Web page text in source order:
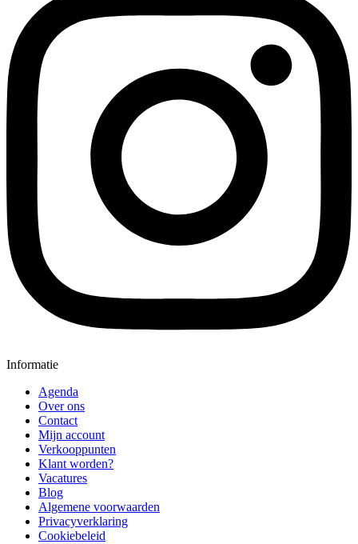
Informatie
Agenda
Over ons
Contact
Mijn account
Verkooppunten
Klant worden?
Vacatures
Blog
Algemene voorwaarden
Privacyverklaring
Cookiebeleid